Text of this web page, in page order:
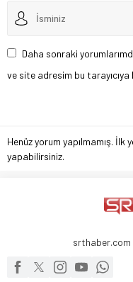
Daha sonraki
ve site adresim bu tarayıcıya
Henüz yorum yapılmamış. İlk
yapabilirsiniz.
srthaber.com